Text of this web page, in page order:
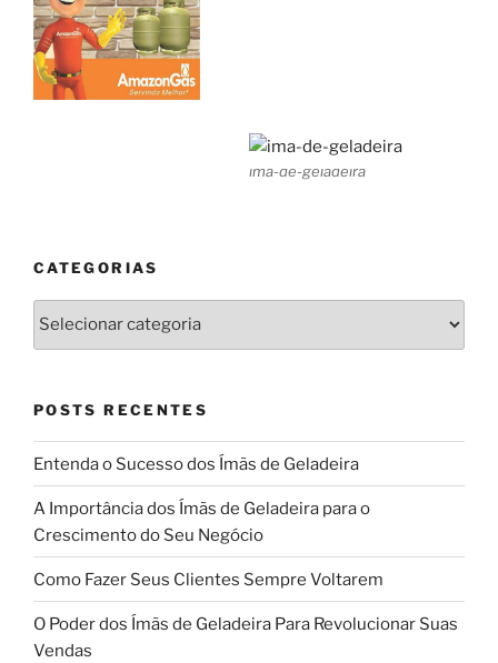
ima-de-geladeira
CATEGORIAS
Categorias
POSTS RECENTES
Entenda o Sucesso dos Ímãs de Geladeira
A Importância dos Ímãs de Geladeira para o
Crescimento do Seu Negócio
Como Fazer Seus Clientes Sempre Voltarem
O Poder dos Ímãs de Geladeira Para Revolucionar Suas
Vendas